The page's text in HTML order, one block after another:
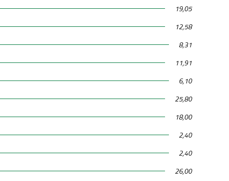
19,05
12,58
8,31
11,91
6,10
25,80
18,00
2,40
2,40
26,00